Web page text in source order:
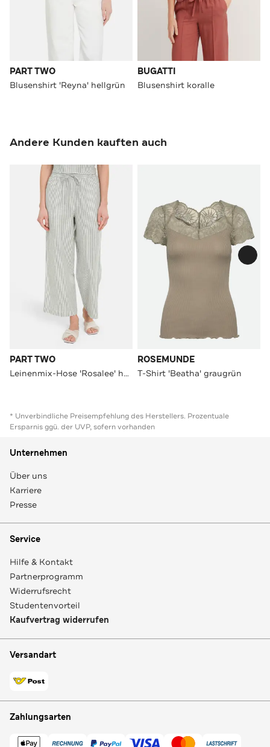
PART TWO
Blusenshirt 'Reyna' hellgrün
BUGATTI
Blusenshirt koralle
Andere Kunden kauften auch
PART TWO
Leinenmix-Hose 'Rosalee' hellgrün
ROSEMUNDE
T-Shirt 'Beatha' graugrün
* Unverbindliche Preisempfehlung des Herstellers. Prozentuale
Ersparnis ggü. der UVP, sofern vorhanden
Unternehmen
Über uns
Karriere
Presse
Service
Hilfe & Kontakt
Partnerprogramm
Widerrufsrecht
Studentenvorteil
Kaufvertrag widerrufen
Versandart
Zahlungsarten